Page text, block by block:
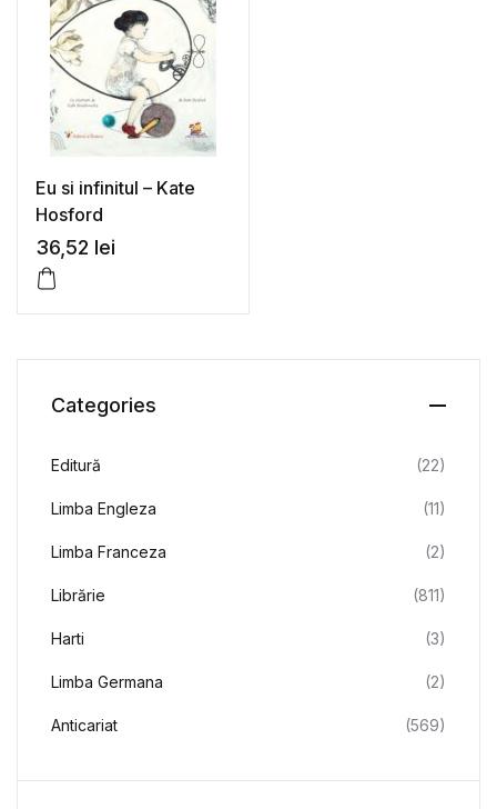
Eu si infinitul – Kate
Hosford
36,52 lei
Categories
Editură (22)
Limba Engleza (11)
Limba Franceza (2)
Librărie (811)
Harti (3)
Limba Germana (2)
Anticariat (569)